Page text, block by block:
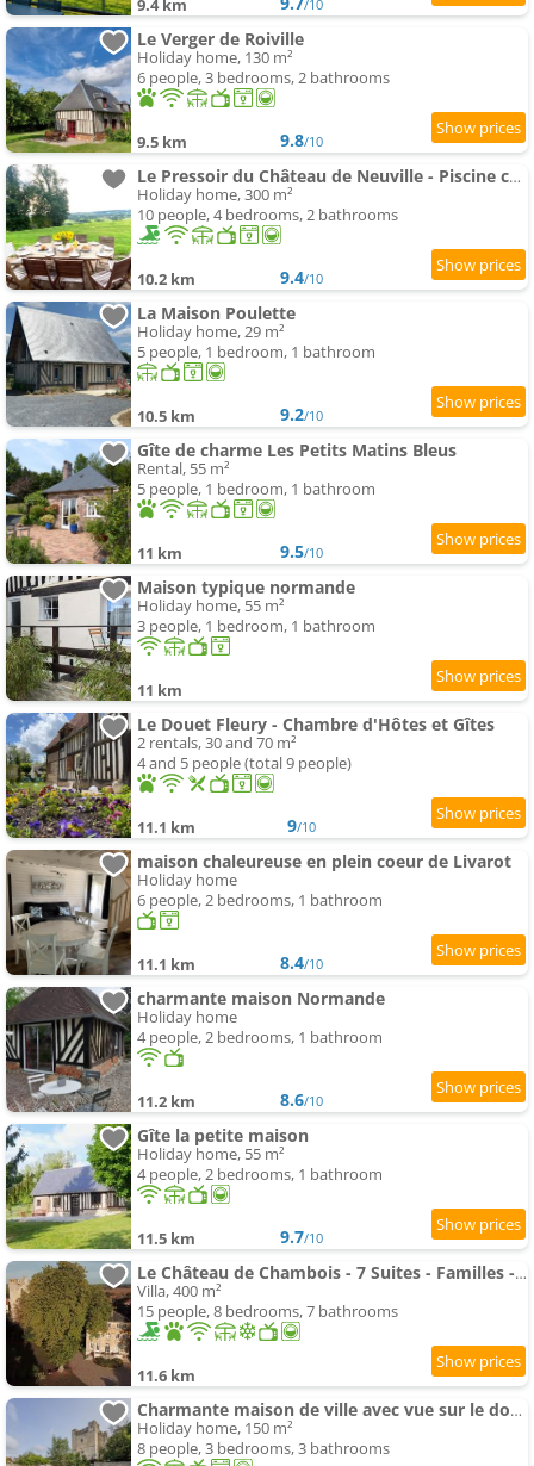
9.4 km /10
Le Verger de Roiville
Holiday home, 130 m²
6 people, 3 bedrooms, 2 bathrooms
9.5 km 9.8/10
Le Pressoir du Château de Neuville - Piscine chauffée - Jeux - Forêt
Holiday home, 300 m²
10 people, 4 bedrooms, 2 bathrooms
10.2 km 9.4/10
La Maison Poulette
Holiday home, 29 m²
5 people, 1 bedroom, 1 bathroom
10.5 km 9.2/10
Gîte de charme Les Petits Matins Bleus
Rental, 55 m²
5 people, 1 bedroom, 1 bathroom
11 km 9.5/10
Maison typique normande
Holiday home, 55 m²
3 people, 1 bedroom, 1 bathroom
11 km
Le Douet Fleury - Chambre d'Hôtes et Gîtes
2 rentals, 30 and 70 m²
4 and 5 people (total 9 people)
11.1 km 9/10
maison chaleureuse en plein coeur de Livarot
Holiday home
6 people, 2 bedrooms, 1 bathroom
11.1 km 8.4/10
charmante maison Normande
Holiday home
4 people, 2 bedrooms, 1 bathroom
11.2 km 8.6/10
Gîte la petite maison
Holiday home, 55 m²
4 people, 2 bedrooms, 1 bathroom
11.5 km 9.7/10
Le Château de Chambois - 7 Suites - Familles - Piscine
Villa, 400 m²
15 people, 8 bedrooms, 7 bathrooms
11.6 km
Charmante maison de ville avec vue sur le donjon avec wifi et jardin
Holiday home, 150 m²
8 people, 3 bedrooms, 3 bathrooms